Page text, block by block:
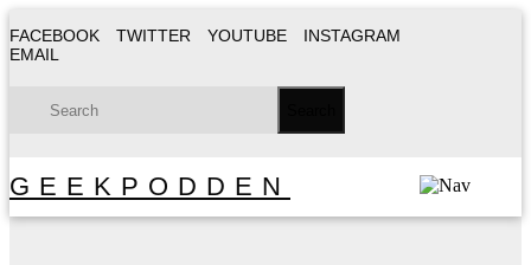
FACEBOOK TWITTER YOUTUBE
INSTAGRAM
EMAIL
GEEKPODDEN